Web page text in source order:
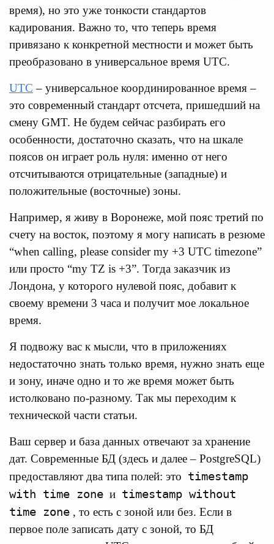
время), но это уже тонкости стандартов
кадирования. Важно то, что теперь время
привязано к конкретной местности и может быть
преобразовано в универсальное время UTC.
UTC – универсальное координированное время –
это современный стандарт отсчета, пришедший на
смену GMT. Не будем сейчас разбирать его
особенности, достаточно сказать, что на шкале
поясов он играет роль нуля: именно от него
отсчитываются отрицательные (западные) и
положительные (восточные) зоны.
Например, я живу в Воронеже, мой пояс третий по
счету на восток, поэтому я могу написать в резюме
“when calling, please consider my +3 UTC timezone”
или просто “my TZ is +3”. Тогда заказчик из
Лондона, у которого нулевой пояс, добавит к
своему времени 3 часа и получит мое локальное
время.
Я подвожу вас к мысли, что в приложениях
недостаточно знать только время, нужно знать еще
и зону, иначе одно и то же время может быть
истолковано по-разному. Так мы переходим к
технической части статьи.
Ваш сервер и база данных отвечают за хранение
дат. Современные БД (здесь и далее – PostgreSQL)
предоставляют два типа полей: это timestamp
with time zone и timestamp without
time zone , то есть с зоной или без. Если в
первое поле записать дату с зоной, то БД